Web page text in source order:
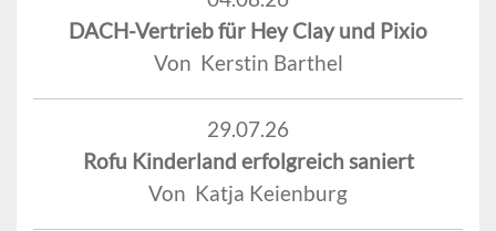
DACH-Vertrieb für Hey Clay und Pixio
Von Kerstin Barthel
29.07.26
Rofu Kinderland erfolgreich saniert
Von Katja Keienburg